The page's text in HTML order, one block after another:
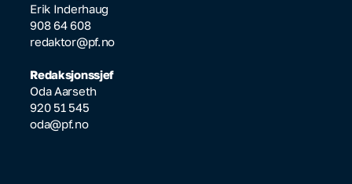
Erik Inderhaug
908 64 608
redaktor@pf.no
Redaksjonssjef
Oda Aarseth
920 51 545
oda@pf.no